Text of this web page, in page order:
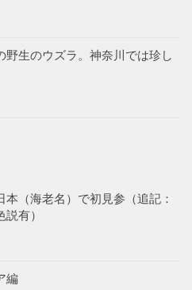
生のウズラ。神奈川では珍し
本（海老名）で初見参（追記：
有）
編